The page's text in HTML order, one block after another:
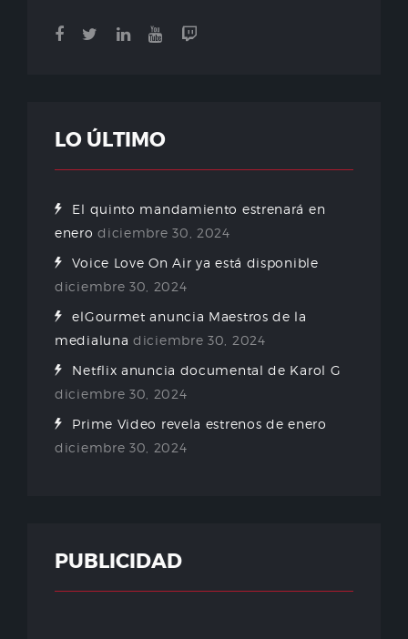
LO ÚLTIMO
El quinto mandamiento estrenará en
enero diciembre 30, 2024
Voice Love On Air ya está disponible
diciembre 30, 2024
elGourmet anuncia Maestros de la
medialuna diciembre 30, 2024
Netflix anuncia documental de Karol G
diciembre 30, 2024
Prime Video revela estrenos de enero
diciembre 30, 2024
PUBLICIDAD